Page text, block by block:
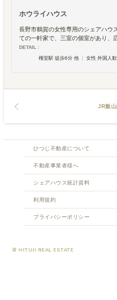
ホウライハウス
長野市鶴賀の女性専用のシェアハウ
ての一軒家で、三室の個室があり、
DETAIL :
権堂駅 徒歩6分 他
女性 外国人
JR飯
ひつじ不動産について
不動産事業者様へ
シェアハウス統計資料
利用規約
プライバシーポリシー
© HITUJI REAL ESTATE